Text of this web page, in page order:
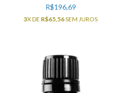
15ML
R$196,69
3X DE R$65,56SEM JUROS